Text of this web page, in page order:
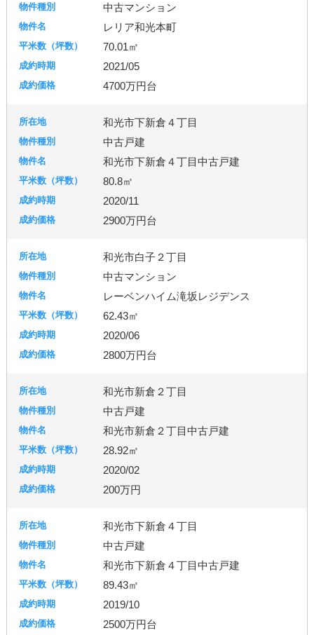
中古マンション
レリア和光本町
70.01㎡
2021/05
4700万円台
和光市下新倉４丁目
中古戸建
和光市下新倉４丁目中古戸建
80.8㎡
2020/11
2900万円台
和光市白子２丁目
中古マンション
レーベンハイム滝坂レジデンス
62.43㎡
2020/06
2800万円台
和光市新倉２丁目
中古戸建
和光市新倉２丁目中古戸建
28.92㎡
2020/02
200万円
和光市下新倉４丁目
中古戸建
和光市下新倉４丁目中古戸建
89.43㎡
2019/10
2500万円台